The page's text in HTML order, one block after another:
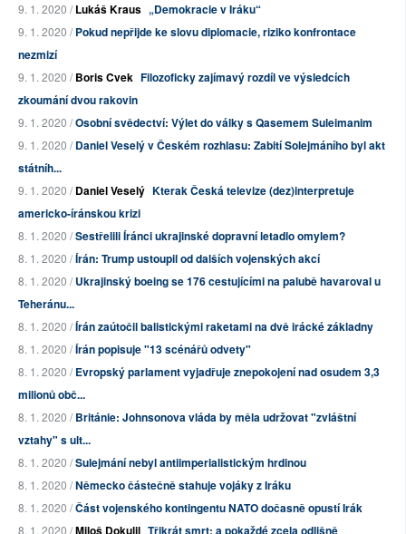
9. 1. 2020 /Lukáš Kraus „Demokracie v Iráku“
9. 1. 2020 /Pokud nepřijde ke slovu diplomacie, riziko konfrontace
nezmizí
9. 1. 2020 /Boris Cvek Filozoficky zajímavý rozdíl ve výsledcích
zkoumání dvou rakovin
9. 1. 2020 /Osobní svědectví: Výlet do války s Qasemem Suleimanim
9. 1. 2020 /Daniel Veselý v Českém rozhlasu: Zabití Solejmáního byl akt
státníh...
9. 1. 2020 /Daniel Veselý Kterak Česká televize (dez)interpretuje
americko-íránskou krizi
8. 1. 2020 /Sestřelili Íránci ukrajinské dopravní letadlo omylem?
8. 1. 2020 /Írán: Trump ustoupil od dalších vojenských akcí
8. 1. 2020 /Ukrajinský boeing se 176 cestujícími na palubě havaroval u
Teheránu...
8. 1. 2020 /Írán zaútočil balistickými raketami na dvě irácké základny
8. 1. 2020 /Írán popisuje "13 scénářů odvety"
8. 1. 2020 /Evropský parlament vyjadřuje znepokojení nad osudem 3,3
milionů obč...
8. 1. 2020 /Británie: Johnsonova vláda by měla udržovat "zvláštní
vztahy" s ult...
8. 1. 2020 /Sulejmání nebyl antiimperialistickým hrdinou
8. 1. 2020 /Německo částečně stahuje vojáky z Iráku
8. 1. 2020 /Část vojenského kontingentu NATO dočasně opustí Irák
8. 1. 2020 /Miloš Dokulil Třikrát smrt; a pokaždé zcela odlišně